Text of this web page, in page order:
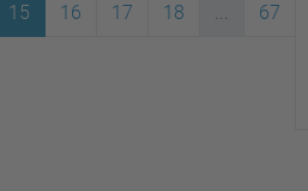
15 16 17 18 ... 67